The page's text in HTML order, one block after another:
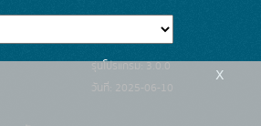
รุ่นโปรแกรม: 3.0.0
วันที่: 2025-06-10
x